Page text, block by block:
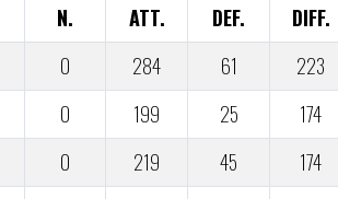
N. ATT. DEF.
DIFF.
0
284 61
223
0
199 25
174
0
219 45
174